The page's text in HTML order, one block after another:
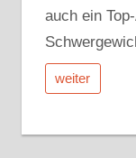
auch ein
weiter